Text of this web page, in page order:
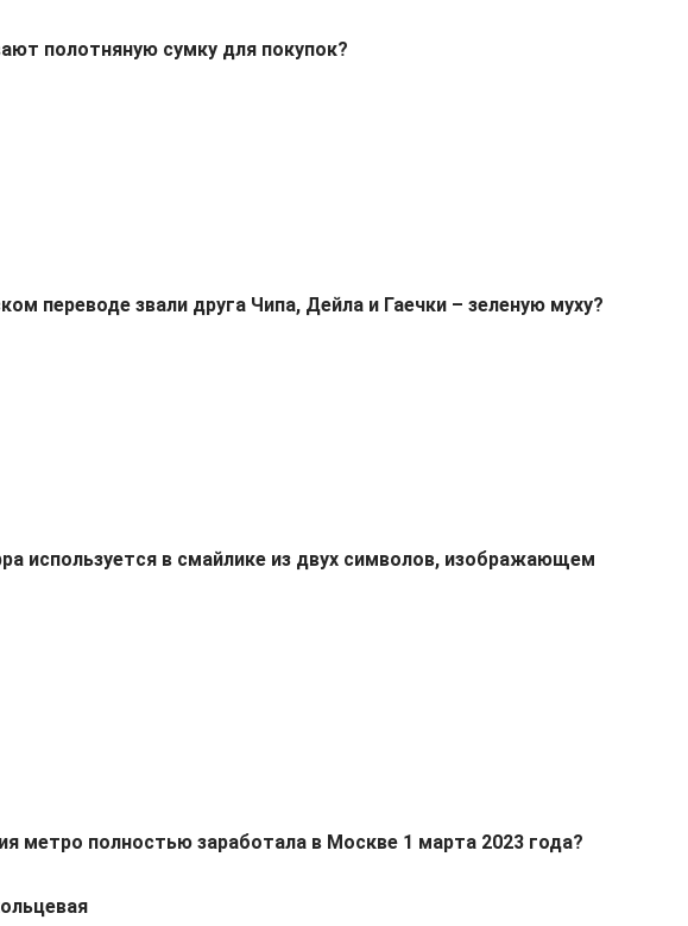
полотняную сумку для покупок?
переводе звали друга Чипа, Дейла и Гаечки – зеленую муху?
используется в смайлике из двух символов, изображающем
метро полностью заработала в Москве 1 марта 2023 года?